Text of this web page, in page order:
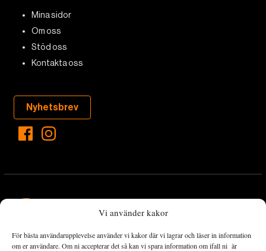
Vi använder kakor
För bästa användarupplevelse använder vi kakor där vi lagrar och läser in information
om er användare. Om ni accepterar det så kan vi spara information om ifall ni är
Mina sidor
Om oss
Stöd oss
Kontakta oss
Nyhetsbrev
Landets Fria Tidning är en nyhetstidning med bred bevakning av